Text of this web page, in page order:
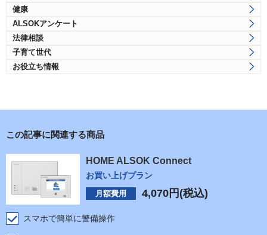
健康
ALSOKアンケート
法律相談
子育て世代
お役立ち情報
この記事に関連する商品
HOME ALSOK Connect
お買い上げプラン
月額費用 4,070 円(税込)
スマホで簡単に警備操作